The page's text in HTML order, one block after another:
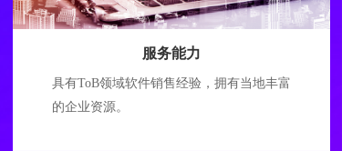
服务能力
具有ToB领域软件销售经验，拥有当地丰富
的企业资源。